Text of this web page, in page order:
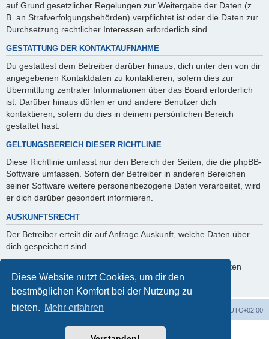
Diese Website nutzt Cookies, um dir den
bestmöglichen Komfort bei der Nutzung zu
bieten. Mehr erfahren
auf Grund gesetzlicher Regelungen zur Weitergabe der Daten (z.
B. an Strafverfolgungsbehörden) verpflichtet ist oder die Daten zur
Durchsetzung rechtlicher Interessen erforderlich sind.
GESTATTUNG DER KONTAKTAUFNAHME
Du gestattest dem Betreiber darüber hinaus, dich unter den von dir
angegebenen Kontaktdaten zu kontaktieren, sofern dies zur
Übermittlung zentraler Informationen über das Board erforderlich
ist. Darüber hinaus dürfen er und andere Benutzer dich
kontaktieren, sofern du dies in deinem persönlichen Bereich
gestattet hast.
GELTUNGSBEREICH DIESER RICHTLINIE
Diese Richtlinie umfasst nur den Bereich der Seiten, die die phpBB-
Software umfassen. Sofern der Betreiber in anderen Bereichen
seiner Software weitere personenbezogene Daten verarbeitet, wird
er dich darüber gesondert informieren.
AUSKUNFTSRECHT
Der Betreiber erteilt dir auf Anfrage Auskunft, welche Daten über
dich gespeichert sind.
Du kannst jederzeit die Löschung bzw. Sperrung deiner Daten
verlangen. Kontaktiere hierzu bitte den Betreiber.
Foren-Übersicht UTC+02:00